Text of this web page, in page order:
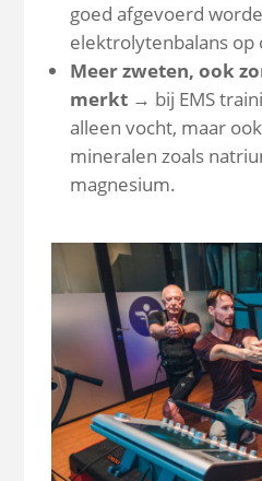
goed afgevoerd
elektrolytenbalans op
Meer zweten, ook
merkt → bij EMS
alleen vocht, maar
mineralen zoals
magnesium.